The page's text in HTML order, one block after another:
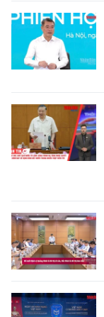
ENGLISH
中文
РУССКИЙ
ESPAÑOL